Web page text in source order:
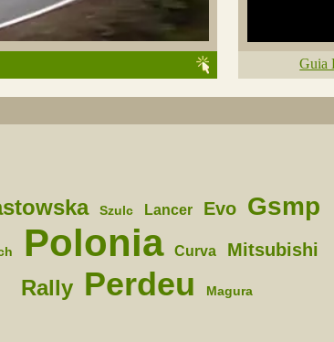
Guia
Szulc Lancer Evo Gsmp
Polonia Curva Mitsubishi
Rally Perdeu Magura